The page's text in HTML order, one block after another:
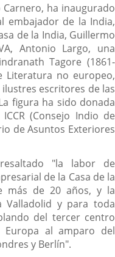
Carnero, ha inaugurado
embajador de la India,
de la India, Guillermo
Antonio Largo, una
Tagore (1861-
Literatura no europeo,
escritores de las
figura ha sido donada
(Consejo Indio de
de Asuntos Exteriores
"la labor de
de la Casa de la
más de 20 años, y la
Valladolid y para toda
del tercer centro
al amparo del
y Berlín".